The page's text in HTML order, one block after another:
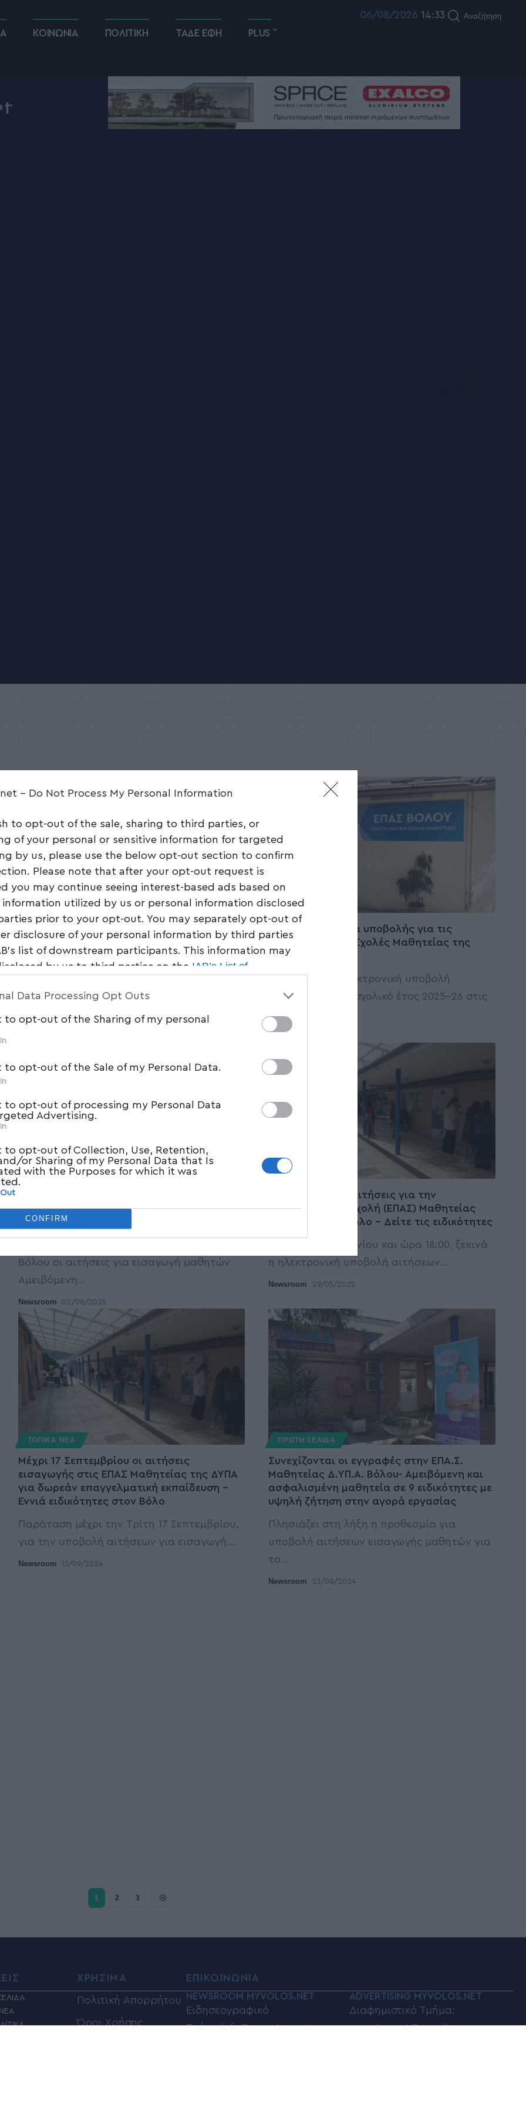
- Do Not Process My Personal Information
to opt-out of the sale, sharing to third parties, or
of your personal or sensitive information for targeted
by us, please use the below opt-out section to confirm
Please note that after your opt-out request is
you may continue seeing interest-based ads based on
information utilized by us or personal information disclosed
prior to your opt-out. You may separately opt-out of
disclosure of your personal information by third parties
list of downstream participants. This information may
by us to third parties on the IAB’s List of
Data Processing Opt Outs
to opt-out of the Sharing of my personal
to opt-out of the Sale of my Personal Data.
to opt-out of processing my Personal Data
Advertising.
to opt-out of Collection, Use, Retention,
or Sharing of my Personal Data that Is
with the Purposes for which it was
CONFIRM
ΚΟΙΝΩΝΙΑ ΠΟΛΙΤΙΚΗ ΤΑΔΕ ΕΦΗ PLUS
06/08/2026 14:33 Αναζήτηση
ΤΟΠΙΚΑ ΝΕΑ
Έναρξη Μαθητείας (πρακτικής άσκησης)
μαθητών της ΕΠΑΣ Βόλου σε επιχειρήσεις
Η ΔΥΠΑ ΕΠΑΣ Βόλου καλεί τις
επικοινωνήσουν με την…
Newsroom 30/10/2025
ΠΡΩΤΗ ΣΕΛΙΔΑ
Ποια η προθεσμία υποβολής για τις
Επαγγελματικές Σχολές Μαθητείας της
ΔΥΠΑ
Συνεχίζεται η ηλεκτρονική υποβολή
αιτήσεων για το σχολικό έτος 2025-26 στις
50…
ΤΟΠΙΚΑ ΝΕΑ
Βόλου για τις 250 θέσεις σε δέκα
ειδικότητες
Βόλου οι αιτήσεις για εισαγωγή μαθητών
Αμειβόμενη…
Newsroom 02/06/2025
ΠΡΩΤΗ ΣΕΛΙΔΑ
Από Δευτέρα οι αιτήσεις για την
Επαγγελματική Σχολή (ΕΠΑΣ) Μαθητείας
της ΔΥΠΑ στον Βόλο – Δείτε τις ειδικότητες
Τη Δευτέρα 2 Ιουνίου και ώρα 18:00, ξεκινά
η ηλεκτρονική υποβολή αιτήσεων…
Newsroom 29/05/2025
ΤΟΠΙΚΑ ΝΕΑ
Μέχρι 17 Σεπτεμβρίου οι αιτήσεις
εισαγωγής στις ΕΠΑΣ Μαθητείας της ΔΥΠΑ
για δωρεάν επαγγελματική εκπαίδευση –
Εννιά ειδικότητες στον Βόλο
Παράταση μέχρι την Τρίτη 17 Σεπτεμβρίου,
για την υποβολή αιτήσεων για εισαγωγή…
Newsroom 13/09/2024
ΠΡΩΤΗ ΣΕΛΙΔΑ
Συνεχίζονται οι εγγραφές στην ΕΠΑ.Σ.
Μαθητείας Δ.ΥΠ.Α. Βόλου- Αμειβόμενη και
ασφαλισμένη μαθητεία σε 9 ειδικότητες με
υψηλή ζήτηση στην αγορά εργασίας
Πλησιάζει στη λήξη η προθεσμία για
υποβολή αιτήσεων εισαγωγής μαθητών για
το…
Newsroom 23/08/2024
1 2 3
ΧΡΗΣΙΜΑ
Πολιτική Απορρήτου
Όροι Χρήσης
ΕΠΙΚΟΙΝΩΝΙΑ
NEWSROOM MYVOLOS.NET
Ειδησεογραφικό
Τμήμα:info@myvolos.net
ADVERTISING MYVOLOS.NET
Διαφημιστικό Τμήμα:
myvolos.net@gmail.com